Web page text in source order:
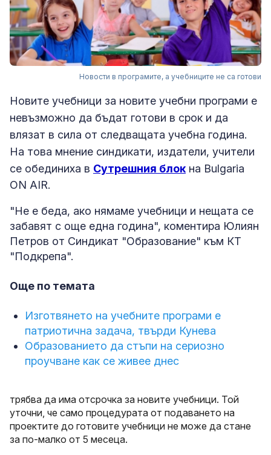
Новости в програмите, а учебниците не са готови
Новите учебници за новите учебни програми е
невъзможно да бъдат готови в срок и да
влязат в сила от следващата учебна година.
На това мнение синдикати, издатели, учители
се обединиха в Сутрешния блок на Bulgaria
ON AIR.
"Не е беда, ако нямаме учебници и нещата се
забавят с още една година", коментира Юлиян
Петров от Синдикат "Образование" към КТ
"Подкрепа".
Още по темата
Изготвянето на учебните програми е
патриотична задача, твърди Кунева
Образованието да стъпи на сериозно
проучване как се живее днес
трябва да има отсрочка за новите учебници. Той
уточни, че само процедурата от подаването на
проектите до готовите учебници не може да стане
за по-малко от 5 месеца.